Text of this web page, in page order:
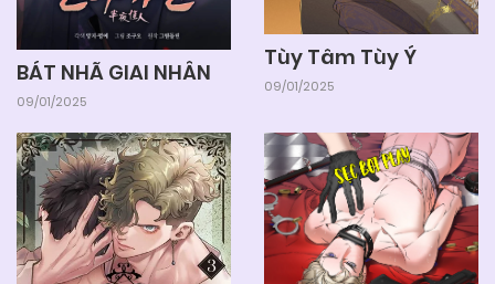
BÁT NHÃ GIAI NHÂN
09/01/2025
Tùy Tâm Tùy Ý
09/01/2025